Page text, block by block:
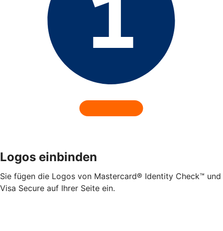
Logos einbinden
Sie fügen die Logos von Mastercard® Identity Check™ und
Visa Secure auf Ihrer Seite ein.